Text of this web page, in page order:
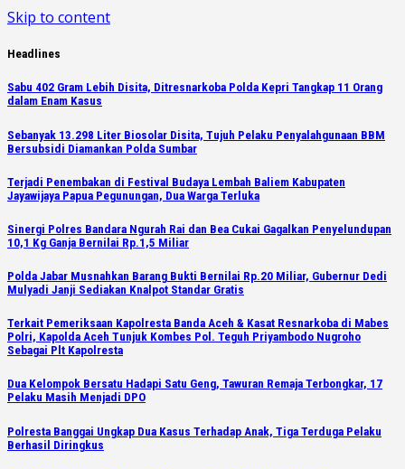
Skip to content
Headlines
Sabu 402 Gram Lebih Disita, Ditresnarkoba Polda Kepri Tangkap 11 Orang
dalam Enam Kasus
Sebanyak 13.298 Liter Biosolar Disita, Tujuh Pelaku Penyalahgunaan BBM
Bersubsidi Diamankan Polda Sumbar
Terjadi Penembakan di Festival Budaya Lembah Baliem Kabupaten
Jayawijaya Papua Pegunungan, Dua Warga Terluka
Sinergi Polres Bandara Ngurah Rai dan Bea Cukai Gagalkan Penyelundupan
10,1 Kg Ganja Bernilai Rp.1,5 Miliar
Polda Jabar Musnahkan Barang Bukti Bernilai Rp.20 Miliar, Gubernur Dedi
Mulyadi Janji Sediakan Knalpot Standar Gratis
Terkait Pemeriksaan Kapolresta Banda Aceh & Kasat Resnarkoba di Mabes
Polri, Kapolda Aceh Tunjuk Kombes Pol. Teguh Priyambodo Nugroho
Sebagai Plt Kapolresta
Dua Kelompok Bersatu Hadapi Satu Geng, Tawuran Remaja Terbongkar, 17
Pelaku Masih Menjadi DPO
Polresta Banggai Ungkap Dua Kasus Terhadap Anak, Tiga Terduga Pelaku
Berhasil Diringkus